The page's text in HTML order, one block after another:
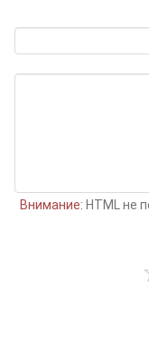
Внимание: HTML не